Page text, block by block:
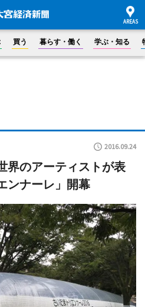
買う 暮らす・働く 学ぶ・知る
2016.09.24
界のアーティストが表
ナーレ」開幕